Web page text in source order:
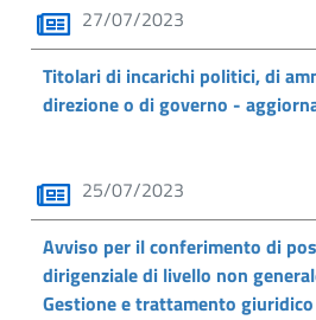
27/07/2023
Titolari di incarichi politici, di
direzione o di governo -
25/07/2023
Avviso per il conferimento di
dirigenziale di livello non
Gestione e trattamento giuridico